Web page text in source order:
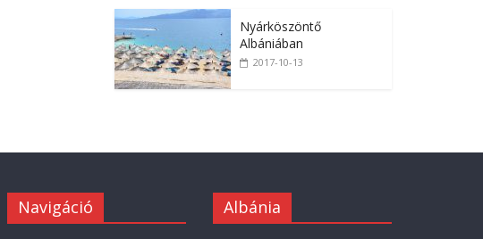
Nyárköszöntő
Albániában
2017-10-13
Navigáció Albánia